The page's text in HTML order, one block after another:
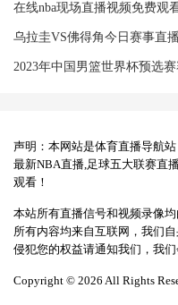
在线nba现场直播视频免费观
乌拉圭VS佛得角今日赛事直播
2023年中国男篮世界杯预选
声明：本网站是体育直播导航
最新NBA直播,足球五大联赛直
观看！
本站所有直播信号和视频录像
所有内容均来自互联网，我们
侵犯您的权益请通知我们，我
Copyright © 2026 All Rights